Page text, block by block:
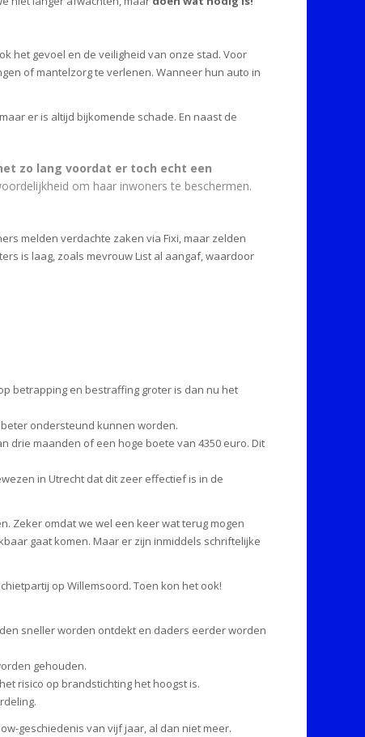
het gevoel en de veiligheid van onze stad. Voor
of mantelzorg te verlenen. Wanneer hun auto in
er is altijd bijkomende schade. En naast de
zo lang voordat er toch echt een
om haar inwoners te beschermen.
melden verdachte zaken via Fixi, maar zelden
is laag, zoals mevrouw List al aangaf, waardoor
betrapping en bestraffing groter is dan nu het
ondersteund kunnen worden.
drie maanden of een hoge boete van 4350 euro. Dit
in Utrecht dat dit zeer effectief is in de
Zeker omdat we wel een keer wat terug mogen
gaat komen. Maar er zijn inmiddels schriftelijke
op Willemsoord. Toen kon het ook!
sneller worden ontdekt en daders eerder worden
gehouden.
risico op brandstichting het hoogst is.
geschiedenis van vijf jaar, al dan niet meer.